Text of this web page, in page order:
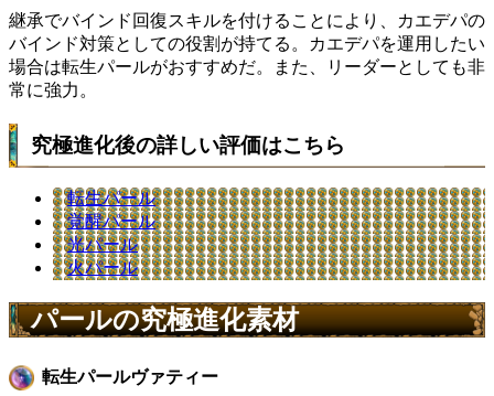
継承でバインド回復スキルを付けることにより、カエデパの
バインド対策としての役割が持てる。カエデパを運用したい
場合は転生パールがおすすめだ。また、リーダーとしても非
常に強力。
究極進化後の詳しい評価はこちら
転生パール
覚醒パール
光パール
火パール
パールの究極進化素材
転生パールヴァティー